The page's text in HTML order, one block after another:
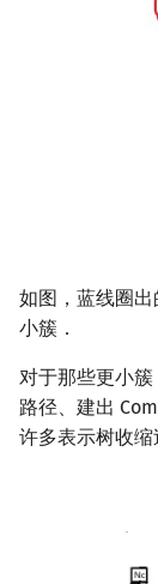
如图，蓝线圈
小簇．
对于那些更小
路径、建出
许多表示树收缩